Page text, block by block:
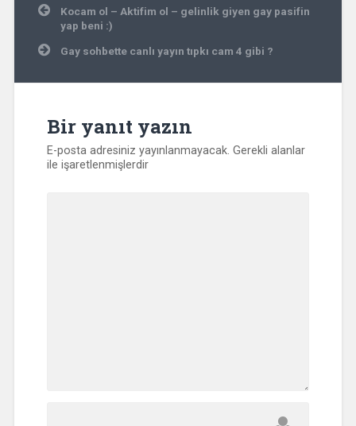
Yazı
gezinmesi
Kocam ol – Aktifim ol – gelinlik giyen gay pasifin
yap beni :)
Gay sohbette canlı yayın tıpkı cam 4 gibi ?
Bir yanıt yazın
E-posta adresiniz yayınlanmayacak. Gerekli alanlar
ile işaretlenmişlerdir